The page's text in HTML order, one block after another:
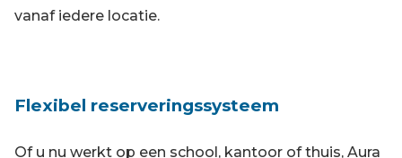
vanaf iedere locatie.
Flexibel reserveringssysteem
Of u nu werkt op een school, kantoor of thuis, Aura